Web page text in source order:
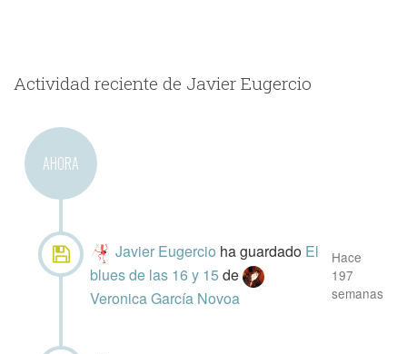
Actividad reciente de Javier Eugercio
AHORA
Javier Eugercio ha guardado El
blues de las 16 y 15de
Veronica García Novoa
Hace
197
semanas